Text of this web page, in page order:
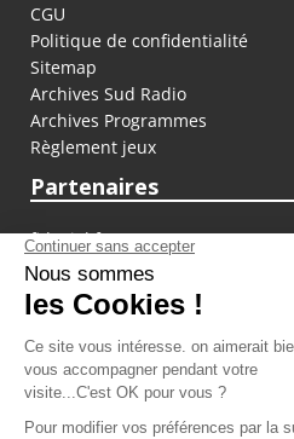
CGU
Politique de confidentialité
Sitemap
Archives Sud Radio
Archives Programmes
Règlement jeux
Partenaires
fiducial.fr
lyoncapitale.fr
olympique-et-lyonnais.com
L'application Iphone /
Téléchargez